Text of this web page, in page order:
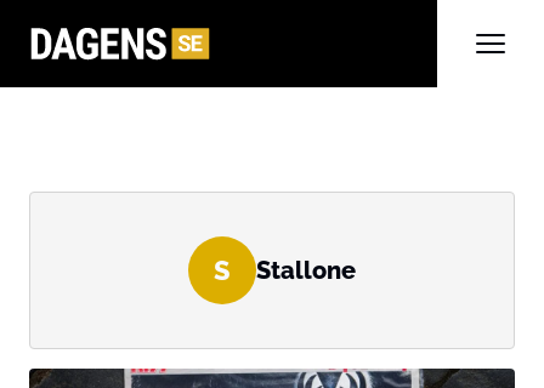
S Stallone